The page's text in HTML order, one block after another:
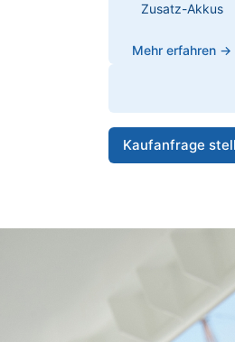
Zusatz-Akkus
Mehr erfahren →
Kaufanfrage